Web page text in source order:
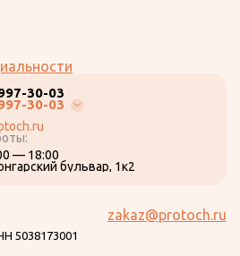
30-03
30-03
— 18:00
бульвар, 1к2
5038173001
zakaz@protoch.ru